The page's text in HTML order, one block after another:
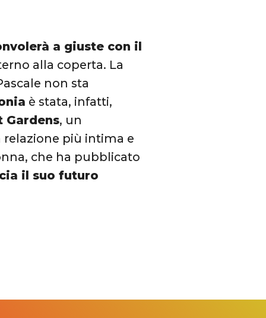
a giuste con il
alla coperta. La
non sta
è stata, infatti,
Gardens, un
relazione più intima e
che ha pubblicato
il suo futuro